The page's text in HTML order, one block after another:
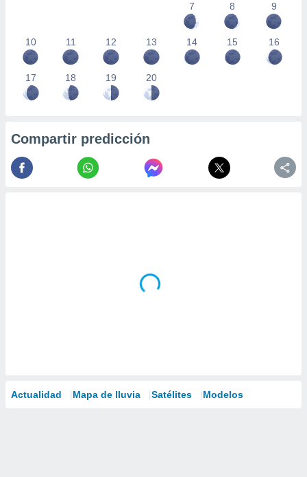
7
8 9
10 11 12 13 14 15 16
17 18 19 20
Compartir predicción
Actualidad Mapa de lluvia Satélites Modelos